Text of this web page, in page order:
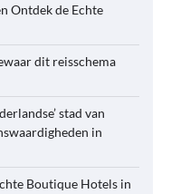
Ontdek de Echte
dit reisschema
stad van
in
Boutique Hotels in